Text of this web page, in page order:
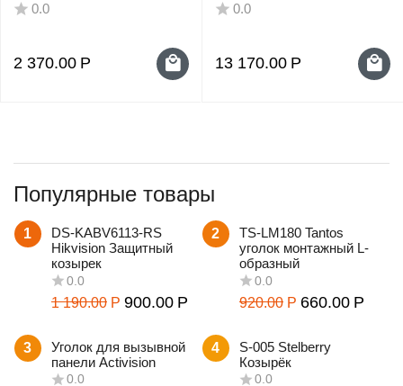
0.0
2 370.00 Р
0.0
13 170.00 Р
Популярные товары
1
DS-KABV6113-RS
Hikvision Защитный
козырек
1 190.00 Р 900.00 Р
2
TS-LM180 Tantos
уголок монтажный L-
образный
920.00 Р 660.00 Р
3
Уголок для вызывной
панели Activision
4
S-005 Stelberry
Козырёк